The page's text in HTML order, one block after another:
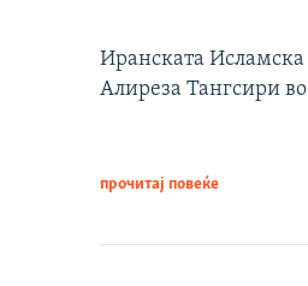
Иранската
Алиреза Тангсири
прочитај повеќе